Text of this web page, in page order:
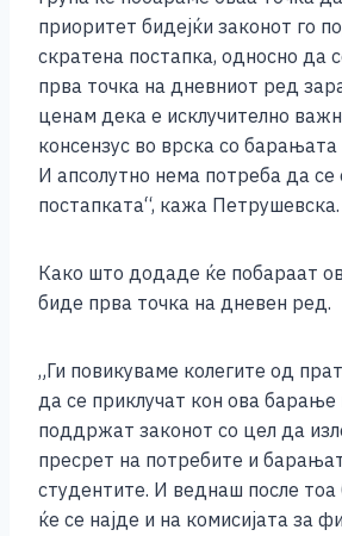
приоритет бидејќи законот го
скратена постапка, односно да
прва точка на дневниот ред
ценам дека е исклучително
консензус во врска со
И апсолутно нема потреба да се
постапката“, кажа Петрушевска.
Како што додаде ќе побараат
биде прва точка на дневен ред.
„Ги повикуваме колегите од
да се приклучат кон ова барање
поддржат законот со цел да
пресрет на потребите и
студентите. И веднаш после тоа
ќе се најде и на комисијата за